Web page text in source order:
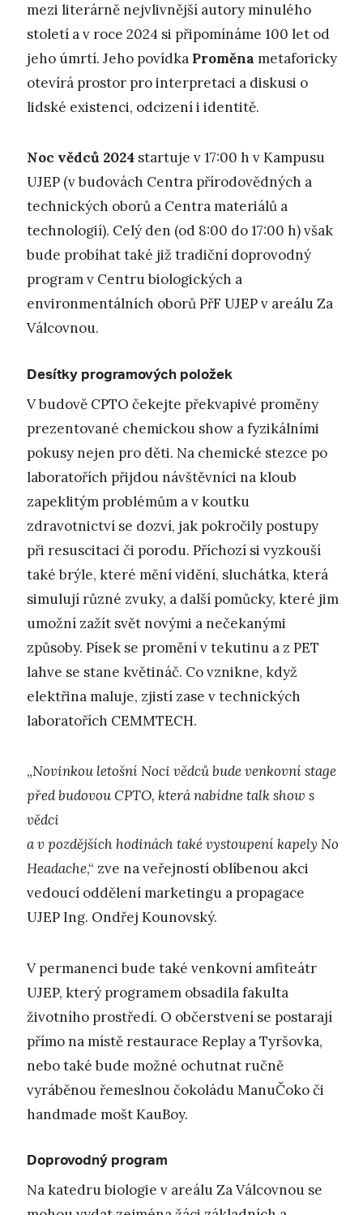
mezi literárně nejvlivnější autory minulého
století a v roce 2024 si připomínáme 100 let od
jeho úmrtí. Jeho povídka Proměna metaforicky
otevírá prostor pro interpretaci a diskusi o
lidské existenci, odcizení i identitě.
Noc vědců 2024 startuje v 17:00 h v Kampusu
UJEP (v budovách Centra přírodovědných a
technických oborů a Centra materiálů a
technologií). Celý den (od 8:00 do 17:00 h) však
bude probíhat také již tradiční doprovodný
program v Centru biologických a
environmentálních oborů PřF UJEP v areálu Za
Válcovnou.
Desítky programových položek
V budově CPTO čekejte překvapivé proměny
prezentované chemickou show a fyzikálními
pokusy nejen pro děti. Na chemické stezce po
laboratořích přijdou návštěvníci na kloub
zapeklitým problémům a v koutku
zdravotnictví se dozví, jak pokročily postupy
při resuscitaci či porodu. Příchozí si vyzkouší
také brýle, které mění vidění, sluchátka, která
simulují různé zvuky, a další pomůcky, které jim
umožní zažít svět novými a nečekanými
způsoby. Písek se promění v tekutinu a z PET
lahve se stane květináč. Co vznikne, když
elektřina maluje, zjistí zase v technických
laboratořích CEMMTECH.
„Novinkou letošní Noci vědců bude venkovní stage
před budovou CPTO, která nabídne talk show s
vědci
a v pozdějších hodinách také vystoupení kapely No
Headache,“ zve na veřejností oblíbenou akci
vedoucí oddělení marketingu a propagace
UJEP Ing. Ondřej Kounovský.
V permanenci bude také venkovní amfiteátr
UJEP, který programem obsadila fakulta
životního prostředí. O občerstvení se postarají
přímo na místě restaurace Replay a Tyršovka,
nebo také bude možné ochutnat ručně
vyráběnou řemeslnou čokoládu ManuČoko či
handmade mošt KauBoy.
Doprovodný program
Na katedru biologie v areálu Za Válcovnou se